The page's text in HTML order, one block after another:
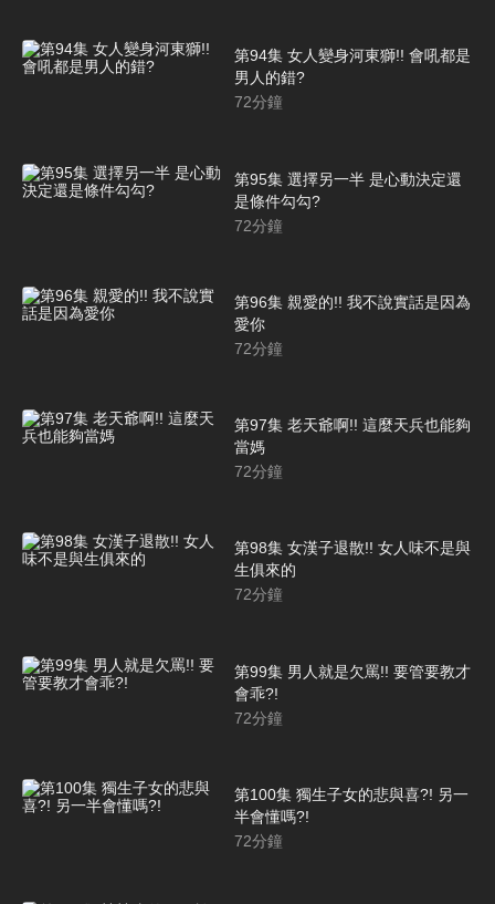
第94集 女人變身河東獅!! 會吼都是
男人的錯?
72分鐘
第95集 選擇另一半 是心動決定還
是條件勾勾?
72分鐘
第96集 親愛的!! 我不說實話是因為
愛你
72分鐘
第97集 老天爺啊!! 這麼天兵也能夠
當媽
72分鐘
第98集 女漢子退散!! 女人味不是與
生俱來的
72分鐘
第99集 男人就是欠罵!! 要管要教才
會乖?!
72分鐘
第100集 獨生子女的悲與喜?! 另一
半會懂嗎?!
72分鐘